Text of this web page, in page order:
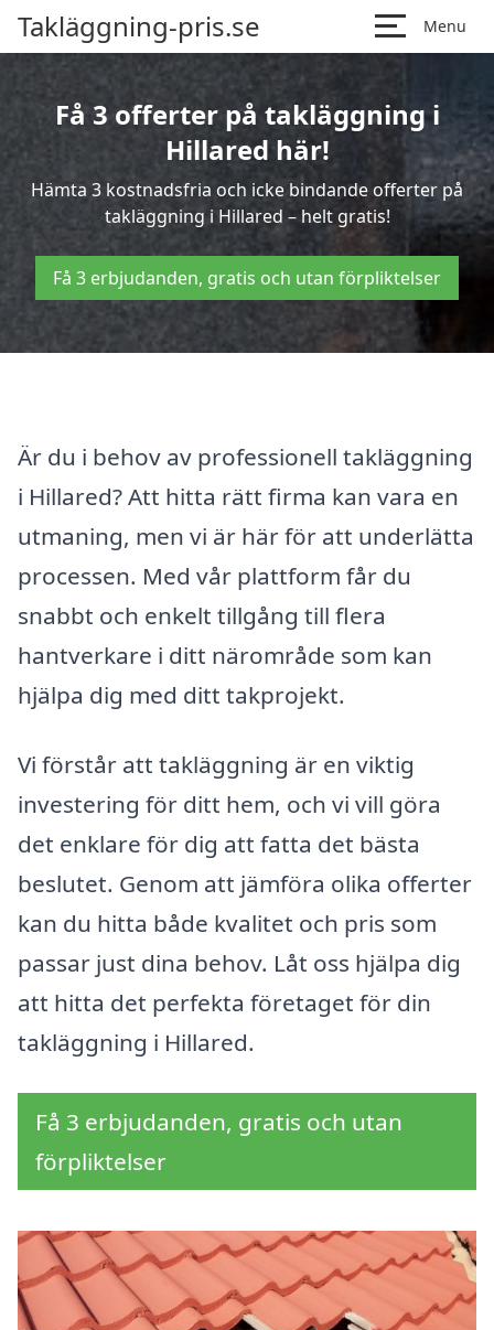
Takläggning-pris.se Menu
Få 3 offerter på takläggning i
Hillared här!
Hämta 3 kostnadsfria och icke bindande offerter på
takläggning i Hillared – helt gratis!
Få 3 erbjudanden, gratis och utan förpliktelser
Är du i behov av professionell takläggning
i Hillared? Att hitta rätt firma kan vara en
utmaning, men vi är här för att underlätta
processen. Med vår plattform får du
snabbt och enkelt tillgång till flera
hantverkare i ditt närområde som kan
hjälpa dig med ditt takprojekt.
Vi förstår att takläggning är en viktig
investering för ditt hem, och vi vill göra
det enklare för dig att fatta det bästa
beslutet. Genom att jämföra olika offerter
kan du hitta både kvalitet och pris som
passar just dina behov. Låt oss hjälpa dig
att hitta det perfekta företaget för din
takläggning i Hillared.
Få 3 erbjudanden, gratis och utan
förpliktelser